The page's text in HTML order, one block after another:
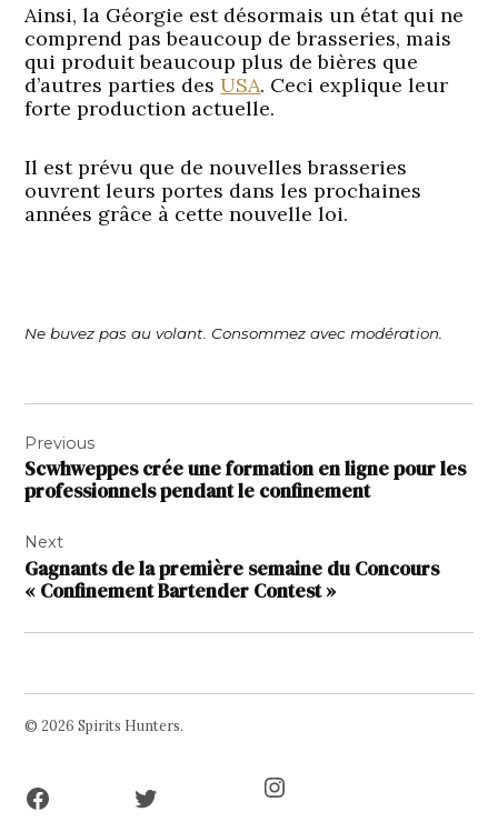
Ainsi, la Géorgie est désormais un état qui ne
comprend pas beaucoup de brasseries, mais
qui produit beaucoup plus de bières que
d’autres parties desUSA. Ceci explique leur
forte production actuelle.
Il est prévu que de nouvelles brasseries
ouvrent leurs portes dans les prochaines
années grâce à cette nouvelle loi.
Ne buvez pas au volant. Consommez avec modération.
de
l’article
Previous
Scwhweppes crée une formation en ligne pour les
professionnels pendant le confinement
Next
Gagnants de la première semaine du Concours
« Confinement Bartender Contest »
© 2026 Spirits Hunters.